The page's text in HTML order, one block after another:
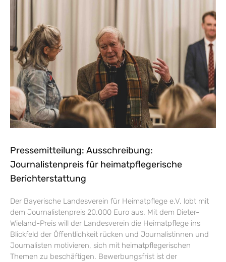
Pressemitteilung: Ausschreibung:
Journalistenpreis für heimatpflegerische
Berichterstattung
Der Bayerische Landesverein für Heimatpflege e.V. lobt mit
dem Journalistenpreis 20.000 Euro aus. Mit dem Dieter-
Wieland-Preis will der Landesverein die Heimatpflege ins
Blickfeld der Öffentlichkeit rücken und Journalistinnen und
Journalisten motivieren, sich mit heimatpflegerischen
Themen zu beschäftigen. Bewerbungsfrist ist der